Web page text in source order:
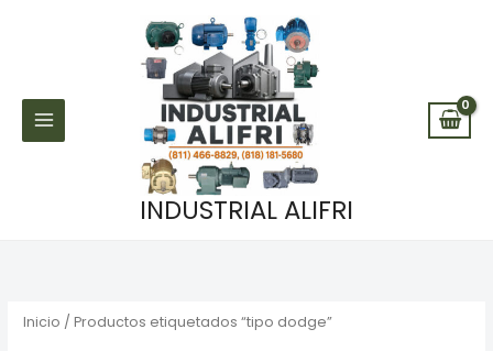
INDUSTRIAL ALIFRI
Inicio / Productos etiquetados “tipo dodge”